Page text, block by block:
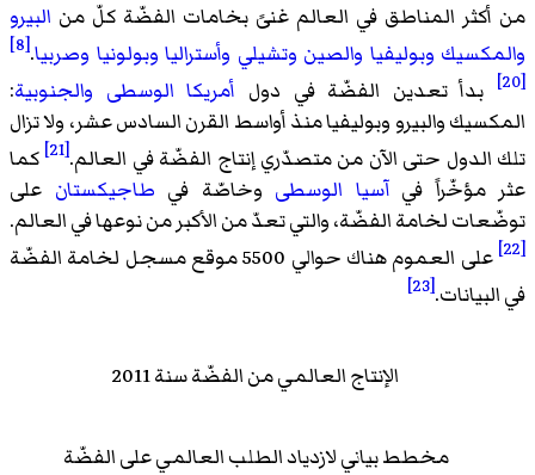
من أكثر المناطق في العالم غنىً بخامات الفضّة كلّ من البيرو
والمكسيك وبوليفيا والصين وتشيلي وأستراليا وبولونيا وصربيا.
[8]
[20]
بدأ تعدين الفضّة في دول أمريكا الوسطى والجنوبية:
المكسيك والبيرو وبوليفيا منذ أواسط القرن السادس عشر، ولا تزال
تلك الدول حتى الآن من متصدّري إنتاج الفضّة في العالم.[21]
كما
عثر مؤخّراً فيآسيا الوسطى وخاصّة في طاجيكستان على
توضّعات لخامة الفضّة، والتي تعدّ من الأكبر من نوعها في العالم.
[22]
على العموم هناك حوالي 5500 موقع مسجل لخامة الفضّة
في البيانات.[23]
الإنتاج العالمي من الفضّة سنة 2011
مخطط بياني لازدياد الطلب العالمي على الفضّة